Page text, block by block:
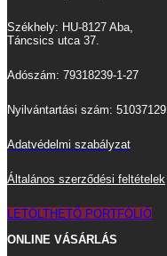
Székhely: HU-8127 Aba,
Táncsics utca 37.
Adószám: 79318239-1-27
Nyilvántartási szám: 51037129
Adatvédelmi szabályzat
Általános szerződési feltételek
LETÖLTHETŐ PORTFÓLIÓ
ONLINE VÁSÁRLÁS